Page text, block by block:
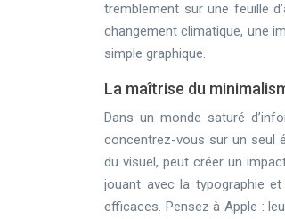
tremblement sur une feuille
changement climatique, une
simple graphique.
La maîtrise du
Dans un monde saturé
concentrez-vous sur un seul
du visuel, peut créer un
jouant avec la typographie
efficaces. Pensez à Apple :